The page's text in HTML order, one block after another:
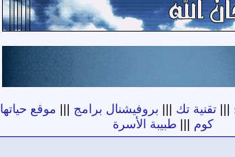
|||تقنية تك بروفيشنال برامج موقع حياتها
كوم
طبيبة الأسرة